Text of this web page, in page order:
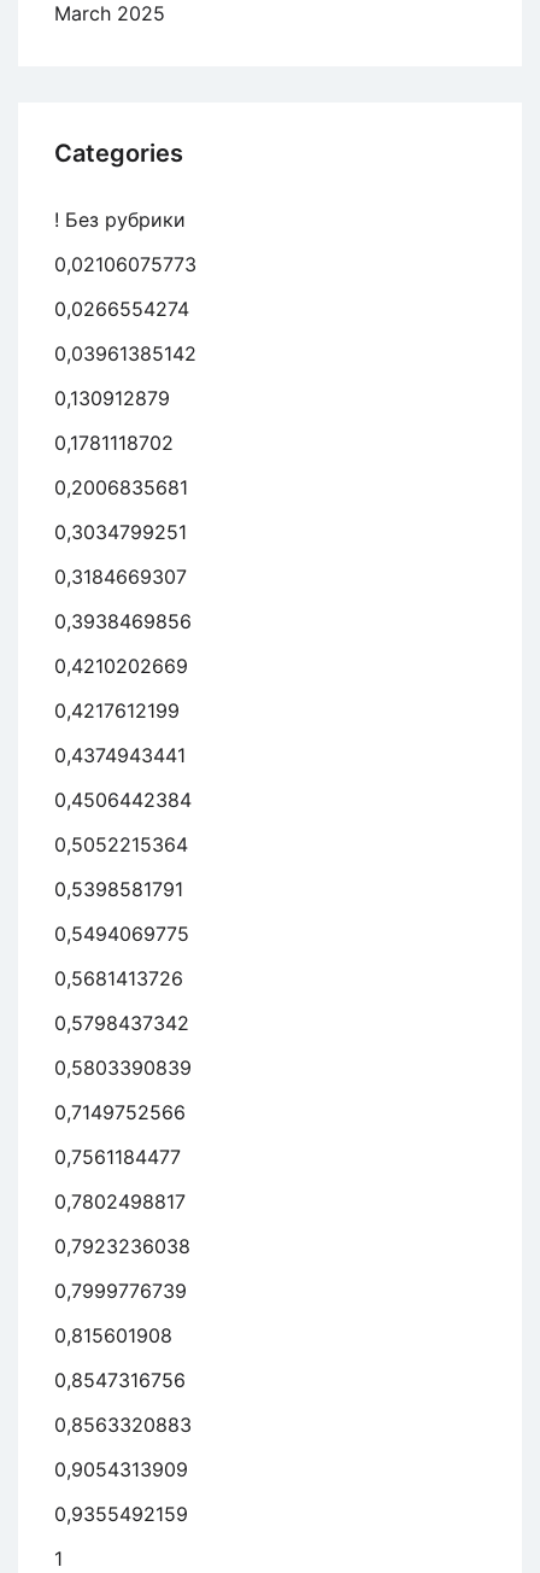
March 2025
Categories
! Без рубрики
0,02106075773
0,0266554274
0,03961385142
0,130912879
0,1781118702
0,2006835681
0,3034799251
0,3184669307
0,3938469856
0,4210202669
0,4217612199
0,4374943441
0,4506442384
0,5052215364
0,5398581791
0,5494069775
0,5681413726
0,5798437342
0,5803390839
0,7149752566
0,7561184477
0,7802498817
0,7923236038
0,7999776739
0,815601908
0,8547316756
0,8563320883
0,9054313909
0,9355492159
1